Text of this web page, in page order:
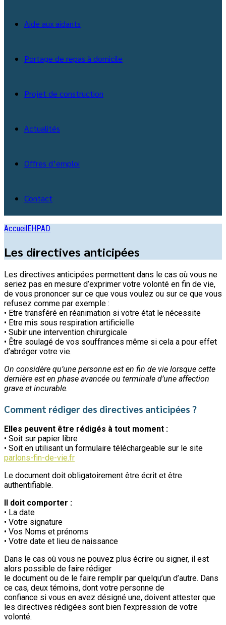
Aide aux aidants
Portage de repas à domicile
Projet de construction
Actualités
Offres d’emploi
Contact
AccueilEHPAD
Les directives anticipées
Les directives anticipées permettent dans le cas où vous ne
seriez pas en mesure d’exprimer votre volonté en fin de vie,
de vous prononcer sur ce que vous voulez ou sur ce que vous
refusez comme par exemple :
• Etre transféré en réanimation si votre état le nécessite
• Etre mis sous respiration artificielle
• Subir une intervention chirurgicale
• Être soulagé de vos souffrances même si cela a pour effet
d’abréger votre vie.
On considère qu’une personne est en fin de vie lorsque cette
dernière est en phase avancée ou terminale d’une affection
grave et incurable.
Comment rédiger des directives anticipées ?
Elles peuvent être rédigés à tout moment :
• Soit sur papier libre
• Soit en utilisant un formulaire téléchargeable sur le site
parlons-fin-de-vie.fr
Le document doit obligatoirement être écrit et être
authentifiable.
Il doit comporter :
• La date
• Votre signature
• Vos Noms et prénoms
• Votre date et lieu de naissance
Dans le cas où vous ne pouvez plus écrire ou signer, il est
alors possible de faire rédiger
le document ou de le faire remplir par quelqu’un d’autre. Dans
ce cas, deux témoins, dont votre personne de
confiance si vous en avez désigné une, doivent attester que
les directives rédigées sont bien l’expression de votre
volonté.